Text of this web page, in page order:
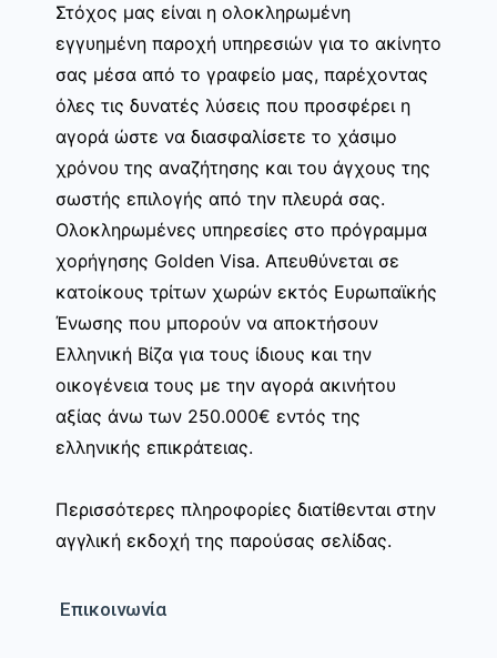
Στόχος μας είναι η ολοκληρωμένη
εγγυημένη παροχή υπηρεσιών για το ακίνητο
σας μέσα από το γραφείο μας, παρέχοντας
όλες τις δυνατές λύσεις που προσφέρει η
αγορά ώστε να διασφαλίσετε το χάσιμο
χρόνου της αναζήτησης και του άγχους της
σωστής επιλογής από την πλευρά σας.
Ολοκληρωμένες υπηρεσίες στο πρόγραμμα
χορήγησης Golden Visa. Απευθύνεται σε
κατοίκους τρίτων χωρών εκτός Ευρωπαϊκής
Ένωσης που μπορούν να αποκτήσουν
Ελληνική Βίζα για τους ίδιους και την
οικογένεια τους με την αγορά ακινήτου
αξίας άνω των 250.000€ εντός της
ελληνικής επικράτειας.
Περισσότερες πληροφορίες διατίθενται στην
αγγλική εκδοχή της παρούσας σελίδας.
Επικοινωνία